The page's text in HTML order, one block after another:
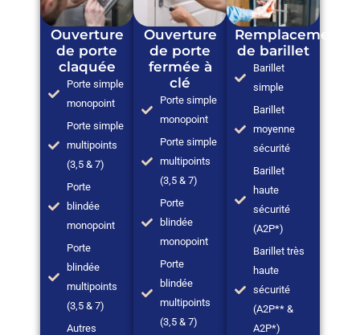
Ouverture
de porte
claquée
Porte simple
monopoint
Porte simple
multipoints
(3,5 & 7)
Porte
blindée
monopoint
Porte
blindée
multipoints
(3,5 & 7)
Autres
Ouverture
de porte
fermée à
clé
Porte simple
monopoint
Porte simple
multipoints
(3,5 & 7)
Porte
blindée
monopoint
Porte
blindée
multipoints
(3,5 & 7)
Remplacement
de barillet
Barillet
simple
Barillet
moyenne
sécurité
Barillet
haute
sécurité
(A2P*)
Barillet très
haute
sécurité
(A2P** &
A2P*)